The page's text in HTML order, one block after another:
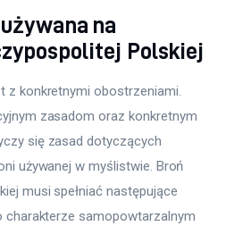
na
Polskiej
z konkretnymi obostrzeniami.
zasadom oraz konkretnym
się zasad dotyczących
używanej w myślistwie. Broń
musi spełniać następujące
charakterze samopowtarzalnym